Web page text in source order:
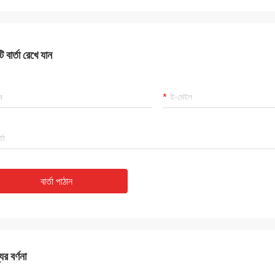
বার্তা রেখে যান
বার্তা পাঠান
বর্ণনা